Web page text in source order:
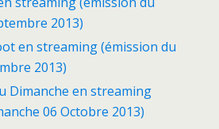
2013)
en streaming (émission du
2013)
Dimanche en streaming
06 Octobre 2013)